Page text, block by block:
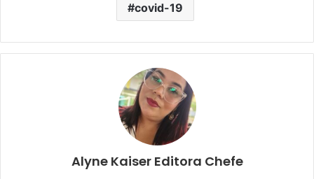
covid-19
Alyne Kaiser Editora Chefe